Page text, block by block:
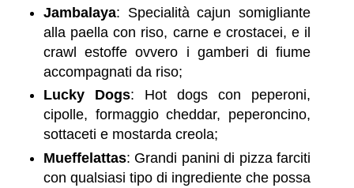
Jambalaya: Specialità cajun somigliante
alla paella con riso, carne e crostacei, e il
crawl estoffe ovvero i gamberi di fiume
accompagnati da riso;
Lucky Dogs: Hot dogs con peperoni,
cipolle, formaggio cheddar, peperoncino,
sottaceti e mostarda creola;
Mueffelattas: Grandi panini di pizza farciti
con qualsiasi tipo di ingrediente che possa